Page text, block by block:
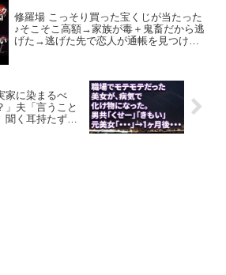
修羅場 こっそり買った宝くじが当たった
♪そこそこ高額→家族が毒＋鬼畜だから逃
げた→逃げた先で恋人が通帳を見つけて
家に染まるべ
」夫「言うこと
く耳持たずの